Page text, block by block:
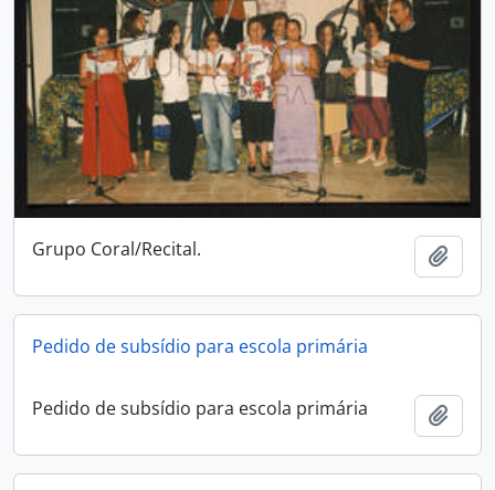
Grupo Coral/Recital.
Pedido de subsídio para escola primária
Pedido de subsídio para escola primária